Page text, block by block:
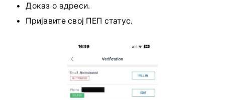
Доказ о адреси.
Пријавите свој ПЕП статус.